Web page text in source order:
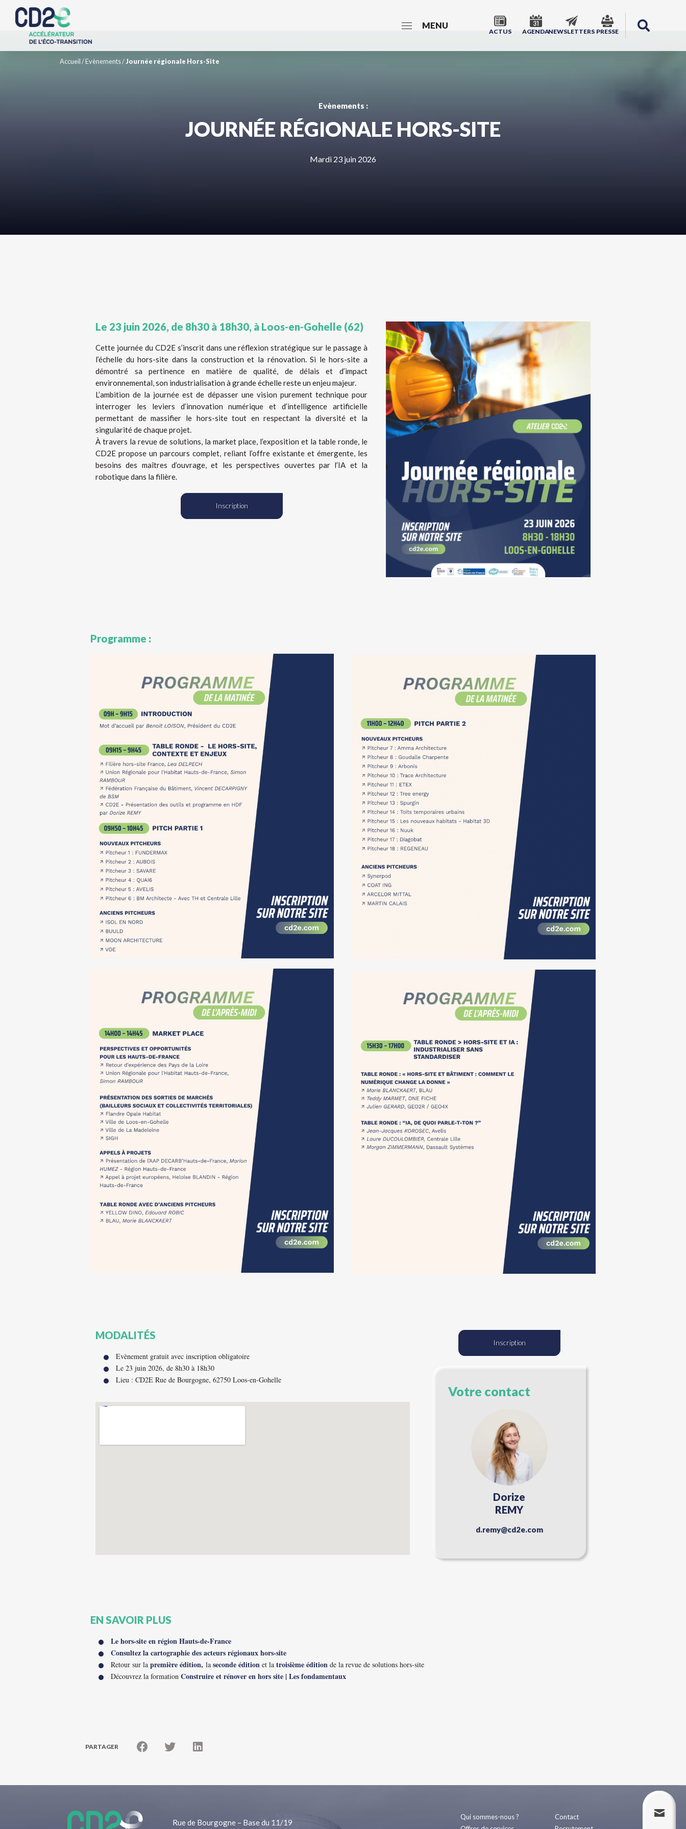
MENU
ACTUS AGENDANEWSLETTERS PRESSE
Accueil/Evènements/Journée régionale Hors-Site
Evènements :
JOURNÉE RÉGIONALE HORS-SITE
Mardi 23 juin 2026
Le 23 juin 2026, de 8h30 à 18h30, à Loos-en-Gohelle (62)
Cette journée du CD2E s’inscrit dans une réflexion stratégique sur le passage à
l’échelle du hors-site dans la construction et la rénovation. Si le hors-site a
démontré sa pertinence en matière de qualité, de délais et d’impact
environnemental, son industrialisation à grande échelle reste un enjeu majeur.
L’ambition de la journée est de dépasser une vision purement technique pour
interroger les leviers d’innovation numérique et d’intelligence artificielle
permettant de massifier le hors-site tout en respectant la diversité et la
singularité de chaque projet.
À travers la revue de solutions, la market place, l’exposition et la table ronde, le
CD2E propose un parcours complet, reliant l’offre existante et émergente, les
besoins des maîtres d’ouvrage, et les perspectives ouvertes par l’IA et la
robotique dans la filière.
Inscription
Programme :
MODALITÉS
Evènement gratuit avec inscription obligatoire
Le 23 juin 2026, de 8h30 à 18h30
Lieu : CD2E Rue de Bourgogne, 62750 Loos-en-Gohelle
Inscription
Votre contact
Dorize
REMY
d.remy@cd2e.com
EN SAVOIR PLUS
Le hors-site en région Hauts-de-France
Consultez la cartographie des acteurs régionaux hors-site
Retour sur la première édition, la seconde édition et la troisième édition de la revue de solutions hors-site
Découvrez la formation Construire et rénover en hors site | Les fondamentaux
PARTAGER
Rue de Bourgogne – Base du 11/19
Qui sommes-nous ?
Contact